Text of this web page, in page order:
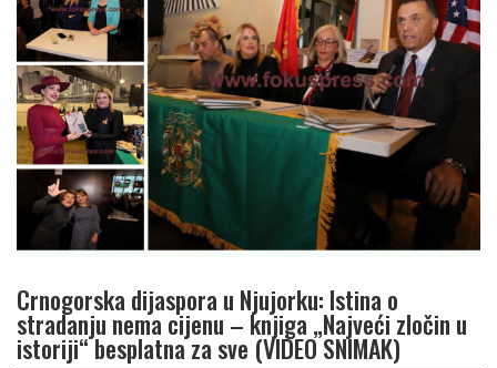
Crnogorska dijaspora u Njujorku: Istina o
stradanju nema cijenu – knjiga „Najveći zločin u
istoriji“ besplatna za sve (VIDEO SNIMAK)